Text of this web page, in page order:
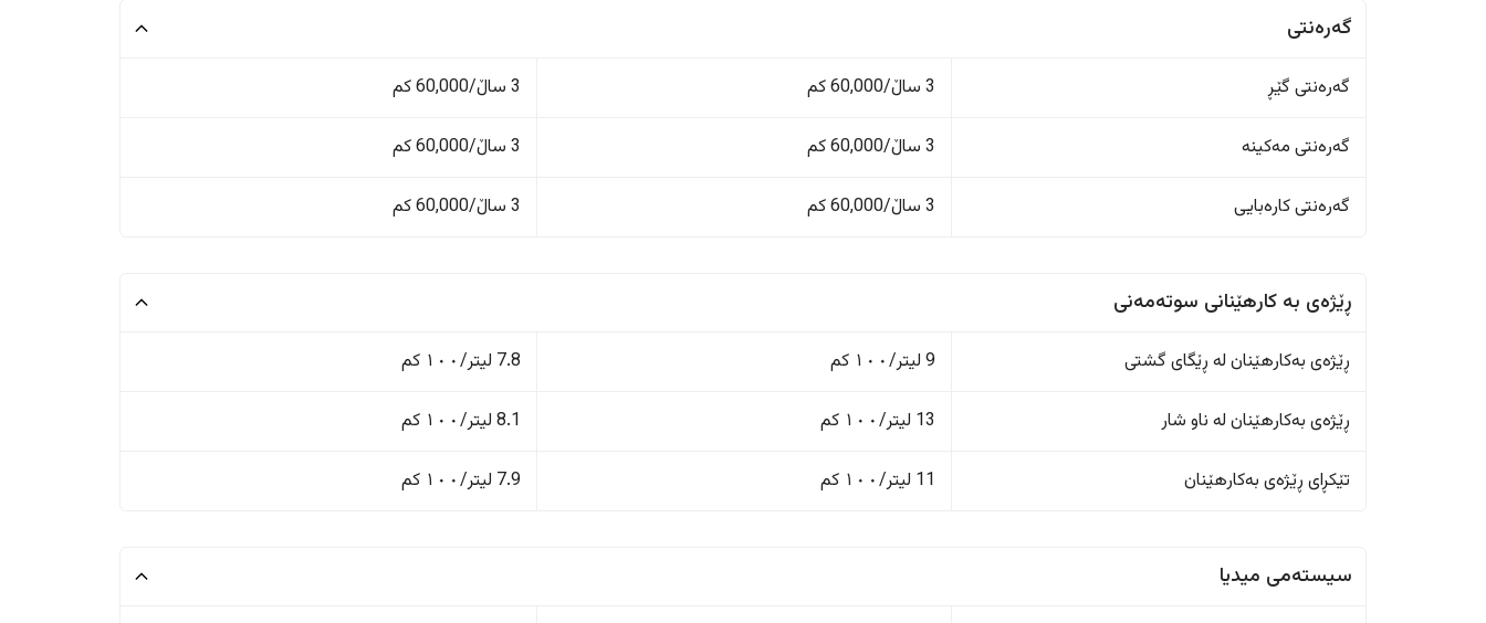
گەرەنتی
گەرەنتی گێڕ 3 ساڵ/60,000 کم 3 ساڵ/60,000 کم
گەرەنتی مەکینە 3 ساڵ/60,000 کم 3 ساڵ/60,000 کم
گەرەنتی کارەبایی 3 ساڵ/60,000 کم 3 ساڵ/60,000 کم
ڕێژەى به کارهێنانی سوتەمەنی
ڕێژەى بەکارهێنان له ڕێگای گشتی 9 لیتر/١٠٠ کم 7.8 لیتر/١٠٠ کم
ڕێژەى بەکارهێنان له ناو شار 13 لیتر/١٠٠ کم 8.1 لیتر/١٠٠ کم
تێکڕای ڕێژەى بەکارهێنان 11 لیتر/١٠٠ کم 7.9 لیتر/١٠٠ کم
سیستەمی میدیا